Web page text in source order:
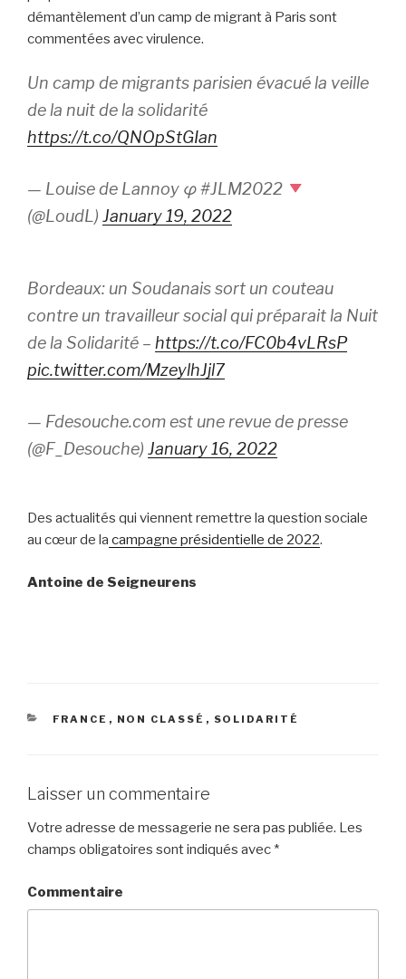
démantèlement d’un camp de migrant à Paris sont
commentées avec virulence.
Un camp de migrants parisien évacué la veille
de la nuit de la solidarité
https://t.co/QNOpStGIan
— Louise de Lannoy φ #JLM2022
(@LoudL) January 19, 2022
Bordeaux: un Soudanais sort un couteau
contre un travailleur social qui préparait la Nuit
de la Solidarité – https://t.co/FC0b4vLRsP
pic.twitter.com/MzeylhJjl7
— Fdesouche.com est une revue de presse
(@F_Desouche) January 16, 2022
Des actualités qui viennent remettre la question sociale
au cœur de la campagne présidentielle de 2022.
Antoine de Seigneurens
CATÉGORIES
FRANCE , NON CLASSÉ , SOLIDARITÉ
Laisser un commentaire
Votre adresse de messagerie ne sera pas publiée. Les
champs obligatoires sont indiqués avec *
Commentaire